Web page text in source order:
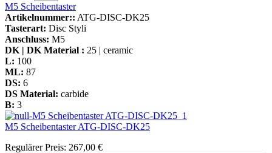
M5 Scheibentaster
Artikelnummer:: ATG-DISC-DK25
Tasterart: Disc Styli
Anschluss: M5
DK | DK Material : 25 | ceramic
L: 100
ML: 87
DS: 6
DS Material: carbide
B: 3
M5 ScheibentasterATG-DISC-DK25
Regulärer Preis: 267,00 €